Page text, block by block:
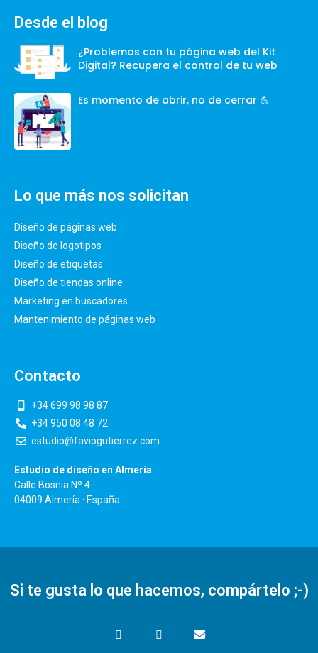
Desde el blog
¿Problemas con tu página web del Kit
Digital? Recupera el control de tu web
Es momento de abrir, no de cerrar 💪
Lo que más nos solicitan
Diseño de páginas web
Diseño de logotipos
Diseño de etiquetas
Diseño de tiendas online
Marketing en buscadores
Mantenimiento de páginas web
Contacto
+34 699 98 98 87
+34 950 08 48 72
estudio@faviogutierrez.com
Estudio de diseño en Almería
Calle Bosnia Nº 4
04009 Almería · España
Si te gusta lo que hacemos, compártelo ;-)